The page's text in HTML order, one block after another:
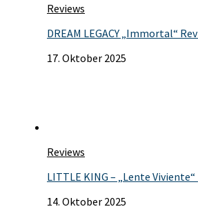
Reviews
DREAM LEGACY „Immortal“
17. Oktober 2025
Reviews
LITTLE KING – „Lente Viviente“
14. Oktober 2025